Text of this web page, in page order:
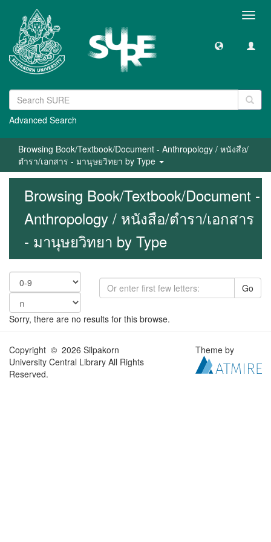
Advanced Search
Browsing Book/Textbook/Document - Anthropology / หนังสือ/
ตำรา/เอกสาร - มานุษยวิทยา by Type
Browsing Book/Textbook/Document -
Anthropology / หนังสือ/ตำรา/เอกสาร
- มานุษยวิทยา by Type
Go
Sorry, there are no results for this browse.
Copyright © 2026 Silpakorn
University Central Library All Rights
Reserved.
Theme by